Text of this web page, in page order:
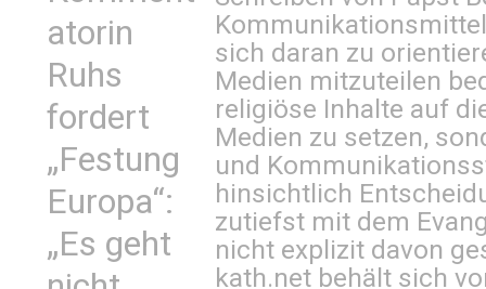
atorin
Ruhs
fordert
„Festung
Europa“:
„Es geht
sich daran zu
Medien mitzuteilen
religiöse Inhalte auf
Medien zu setzen,
und
hinsichtlich
zutiefst mit dem
nicht explizit davon
kath.net behält sich